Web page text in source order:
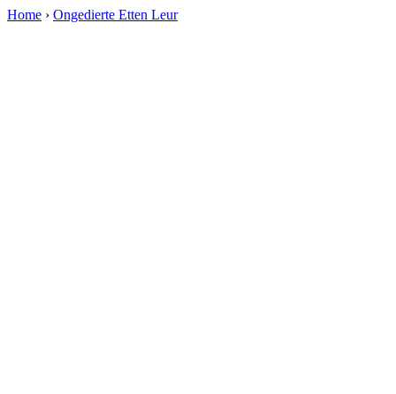
Home › Ongedierte Etten Leur